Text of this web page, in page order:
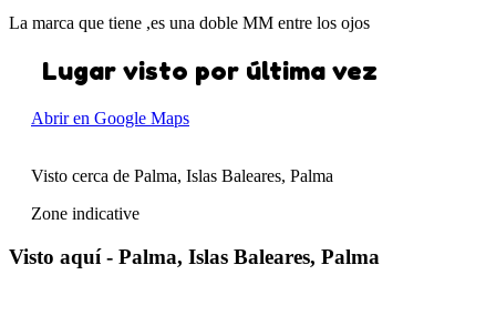
La marca que tiene ,es una doble MM entre los ojos
Lugar visto por última vez
Abrir en Google Maps
Visto cerca de Palma, Islas Baleares, Palma
Zone indicative
Visto aquí - Palma, Islas Baleares, Palma